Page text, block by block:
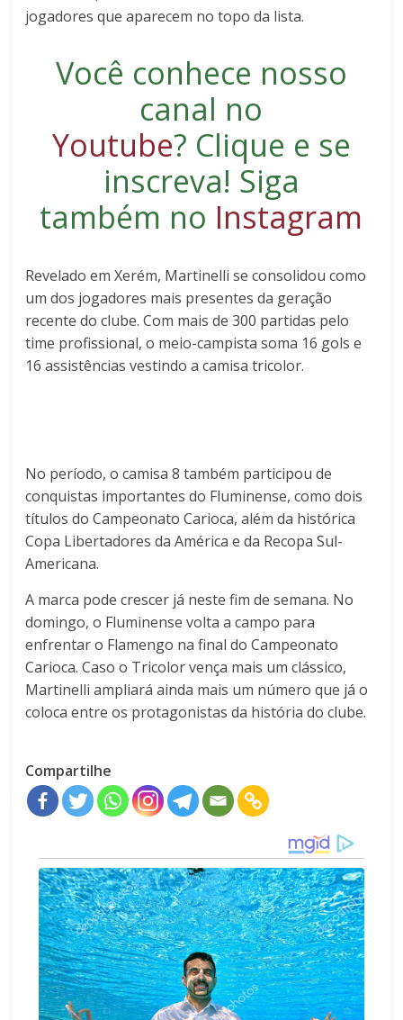
jogadores que aparecem no topo da lista.
Você conhece nosso
canal no
Youtube? Clique e se
inscreva! Siga
também no Instagram
Revelado em Xerém, Martinelli se consolidou como
um dos jogadores mais presentes da geração
recente do clube. Com mais de 300 partidas pelo
time profissional, o meio-campista soma 16 gols e
16 assistências vestindo a camisa tricolor.
No período, o camisa 8 também participou de
conquistas importantes do Fluminense, como dois
títulos doCampeonato Carioca, além da histórica
Copa Libertadores da América e da Recopa Sul-
Americana.
A marca pode crescer já neste fim de semana. No
domingo, o Fluminense volta a campo para
enfrentar o Flamengo na final do Campeonato
Carioca. Caso o Tricolor vença mais um clássico,
Martinelli ampliará ainda mais um número que já o
coloca entre os protagonistas da história do clube.
Compartilhe